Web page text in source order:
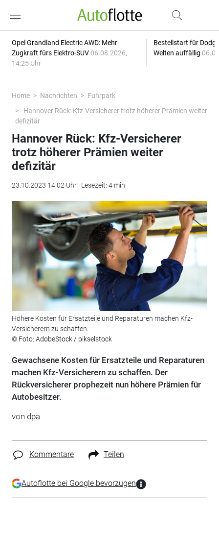
Opel Grandland Electric AWD: Mehr
Zugkraft fürs Elektro-SUV 06.08.2026,
14:25 Uhr
Bestellstart für
Welten auffällig
Home Nachrichten
Fuhrpark
Hannover Rück: Kfz-Versicherer trotz höherer Prämien weiter
defizitär
Hannover Rück: Kfz-Versicherer
trotz höherer Prämien weiter
defizitär
23.10.2023 14:02 Uhr | Lesezeit: 4 min
Höhere Kosten für Ersatzteile und Reparaturen machen Kfz-
Versicherern zu schaffen.
© Foto: AdobeStock / pikselstock
Gewachsene Kosten für Ersatzteile und Reparaturen
machen Kfz-Versicherern zu schaffen. Der
Rückversicherer prophezeit nun höhere Prämien für
Autobesitzer.
von dpa
Kommentare Teilen
Autoflotte bei Google bevorzugen